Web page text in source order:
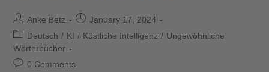
Anke Betz
January 17, 2024
Deutsch / KI / Küstliche Intelligenz / Ungewöhnliche
Wörterbücher
0 Comments